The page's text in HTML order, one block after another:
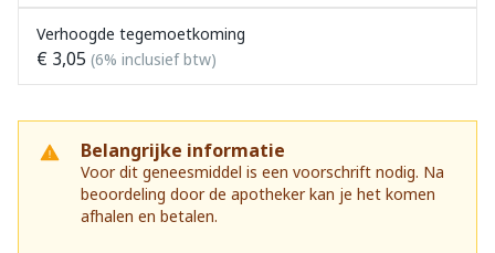
Verhoogde tegemoetkoming
€ 3,05 (6% inclusief btw)
Belangrijke informatie
Voor dit geneesmiddel is een voorschrift nodig. Na
beoordeling door de apotheker kan je het komen
afhalen en betalen.